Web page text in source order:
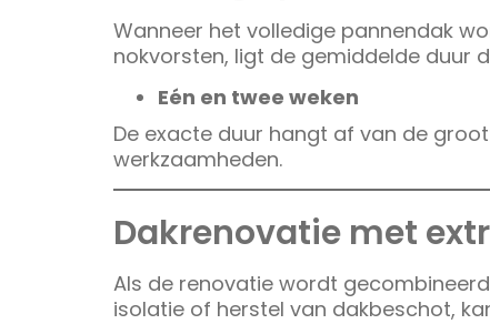
Wanneer het volledige pannendak
nokvorsten, ligt de gemiddelde duur
Eén en twee weken
De exacte duur hangt af van de
werkzaamheden.
Dakrenovatie met
Als de renovatie wordt
isolatie of herstel van dakbeschot,